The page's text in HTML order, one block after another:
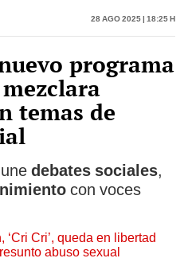
28 Ago 2025 | 18:25 h
programa
temas de
debates sociales,
con voces
Cri’, queda en libertad
abuso sexual